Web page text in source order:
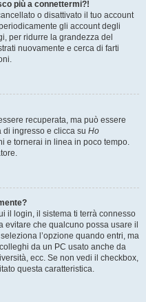
più a connettermi?!
o disattivato il tuo account
gli account degli
per ridurre la grandezza del
nuovamente e cerca di farti
recuperata, ma può essere
ingresso e clicca su Ho
e tornerai in linea in poco tempo.
il login, il sistema ti terrà connesso
evitare che qualcuno possa usare il
l’opzione quando entri, ma
da un PC usato anche da
ecc. Se non vedi il checkbox,
questa caratteristica.